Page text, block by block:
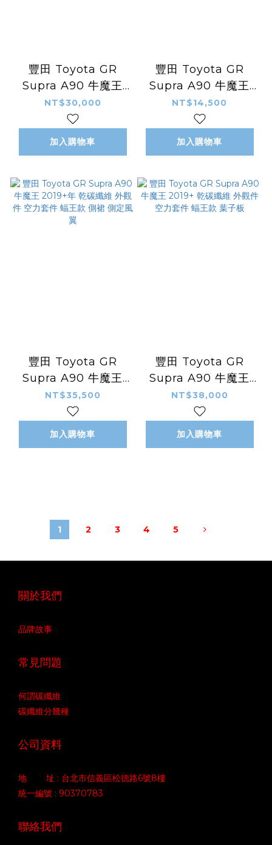
豐田 Toyota GR
Supra A90 牛魔王
2019+年 乾碳纖維 空
力套件 蝠王款 尾翼 擾
流板
NT$30,000
加入購物車
豐田 Toyota GR
Supra A90 牛魔王
2019+年 乾碳纖維 空
力套件 蝠王V2款 前保
桿 風刀
NT$14,500
加入購物車
豐田 Toyota GR
Supra A90 牛魔王
2019+年 乾碳纖維 外
觀件 空力套件 蝠王款
側裙 側定風翼
NT$35,500
加入購物車
豐田 Toyota GR
Supra A90 牛魔王
2019+ 乾碳纖維 外觀
件 空力套件 蝠王款 葉
子板
NT$38,000
加入購物車
1 2 3 4 5
關於我們
品牌故事
常見問題
何謂碳纖維
碳纖維分幾種
公司資料
地 址 : 台北市信義區松德路6號8樓
統一編號 : 90370783
聯絡我們